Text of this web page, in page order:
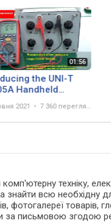
the UNI-T
Handheld
2021 7 360 переглядів
комп'ютерну техніку,
знайти всю необхідну
фотогалереї товарів,
за письмовою згодою